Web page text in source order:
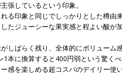
張しているという印象。
る印象と同じでしっかりとした樽由
たジューシーな果実感と程よい酸が
しばらく残り、全体的にボリューム
本に換算すると400円弱という驚く
感を楽しめる超コスパのデイリー使